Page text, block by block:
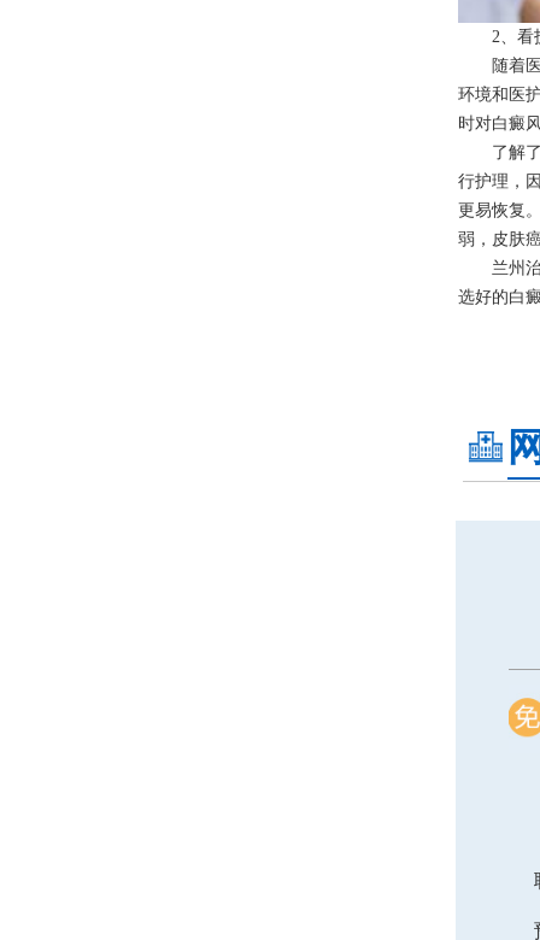
2、看技
随着医
环境和医
时对白癜
了解了
行护理，
更易恢复
弱，皮肤
兰州治
选好的白